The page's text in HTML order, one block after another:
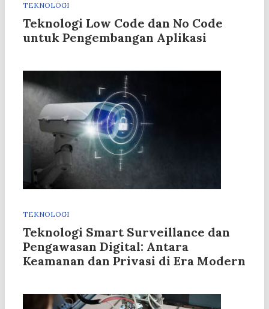
TEKNOLOGI
Teknologi Low Code dan No Code
untuk Pengembangan Aplikasi
TEKNOLOGI
Teknologi Smart Surveillance dan
Pengawasan Digital: Antara
Keamanan dan Privasi di Era Modern